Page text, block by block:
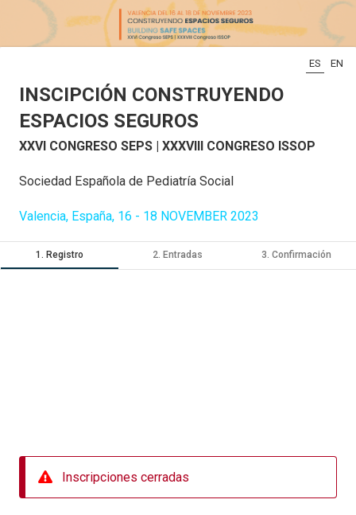
INSCIPCIÓN CONSTRUYENDO
ESPACIOS SEGUROS
ES EN
XXVI CONGRESO SEPS | XXXVIII CONGRESO ISSOP
Sociedad Española de Pediatría Social
Valencia, España, 16 - 18 NOVEMBER 2023
1. Registro 2. Entradas 3. Confirmación
Inscripciones cerradas